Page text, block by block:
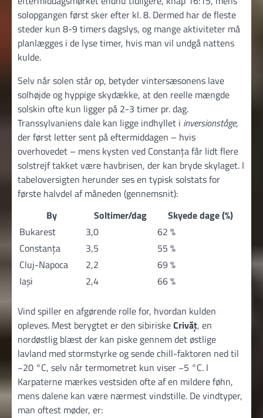
solopgangen først sker efter kl. 8. Dermed har de fleste
steder kun 8-9 timers dagslys, og mange aktiviteter må
planlægges i de lyse timer, hvis man vil undgå nattens
kulde.
Selv når solen står op, betyder vintersæsonens lave
solhøjde og hyppige skydække, at den reelle mængde
solskin ofte kun ligger på 2-3 timer pr. dag.
Transsylvaniens dale kan ligge indhyllet i inversions­tåge,
der først letter sent på eftermiddagen – hvis
overhovedet – mens kysten ved Constanța får lidt flere
solstrejf takket være havbrisen, der kan bryde skylaget. I
tabel­oversigten herunder ses en typisk solstats for
første halvdel af måneden (gennemsnit):
By
Soltimer/dag
Skyede dage (%)
Bukarest
3,0
62 %
Constanța
3,5
55 %
Cluj-Napoca
2,2
69 %
Iași
2,4 66 %
Vind spiller en afgørende rolle for, hvordan kulden
opleves. Mest berygtet er den sibiriskeCrivăț, en
nordøstlig blæst der kan piske gennem det østlige
lavland med stormstyrke og sende chill-faktoren ned til
−20 °C, selv når termometret kun viser −5 °C. I
Karpater­ne mærkes vestsiden ofte af en mildere føhn,
mens dalene kan være nærmest vindstille. De vindtyper,
man oftest møder, er: